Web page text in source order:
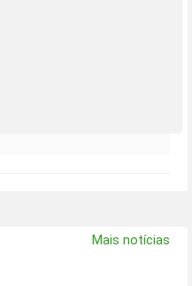
Mais notícias